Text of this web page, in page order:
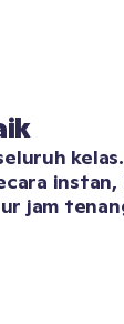
kelas.
jam